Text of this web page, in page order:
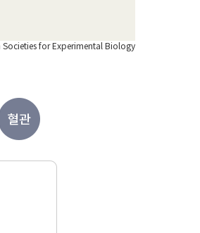
Societies for Experimental Biology